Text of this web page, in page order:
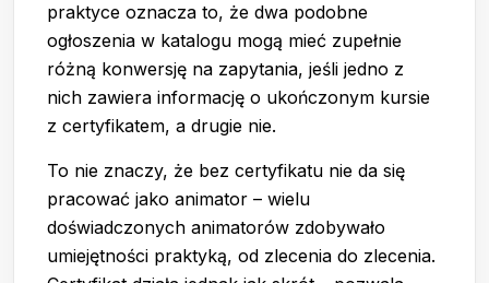
praktyce oznacza to, że dwa podobne
ogłoszenia w katalogu mogą mieć zupełnie
różną konwersję na zapytania, jeśli jedno z
nich zawiera informację o ukończonym kursie
z certyfikatem, a drugie nie.
To nie znaczy, że bez certyfikatu nie da się
pracować jako animator – wielu
doświadczonych animatorów zdobywało
umiejętności praktyką, od zlecenia do zlecenia.